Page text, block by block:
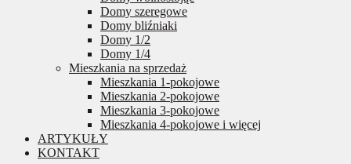
Domy szeregowe
Domy bliźniaki
Domy 1/2
Domy 1/4
Mieszkania na sprzedaż
Mieszkania 1-pokojowe
Mieszkania 2-pokojowe
Mieszkania 3-pokojowe
Mieszkania 4-pokojowe i więcej
ARTYKUŁY
KONTAKT